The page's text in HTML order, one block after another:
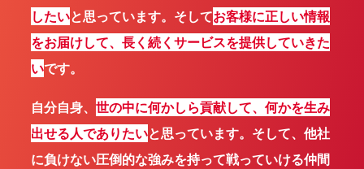
したいと思っています。そしてお客様に正しい情報
をお届けして、長く続くサービスを提供していきた
いです。
自分自身、世の中に何かしら貢献して、何かを生み
出せる人でありたいと思っています。そして、他社
に負けない圧倒的な強みを持って戦っていける仲間